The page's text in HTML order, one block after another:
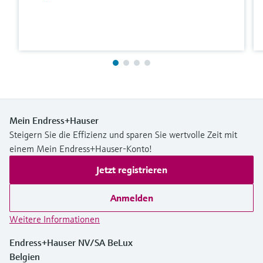
Mein Endress+Hauser
Steigern Sie die Effizienz und sparen Sie wertvolle Zeit mit
einem Mein Endress+Hauser-Konto!
Jetzt registrieren
Anmelden
Weitere Informationen
Endress+Hauser NV/SA BeLux
Belgien